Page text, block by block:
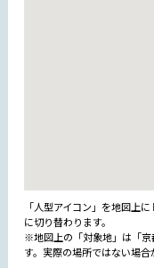
「人型アイコン」を地図上
に切り替わります。
※地図上の「対象地」は「京
す。実際の場所ではない場合